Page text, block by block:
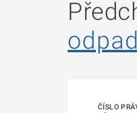
ČÍSLO